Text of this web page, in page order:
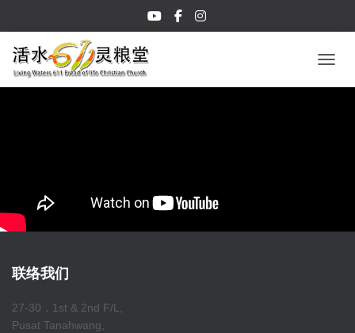
联络我们
27-30，1st & 2nd F/L,
Pusat Tanahwang,